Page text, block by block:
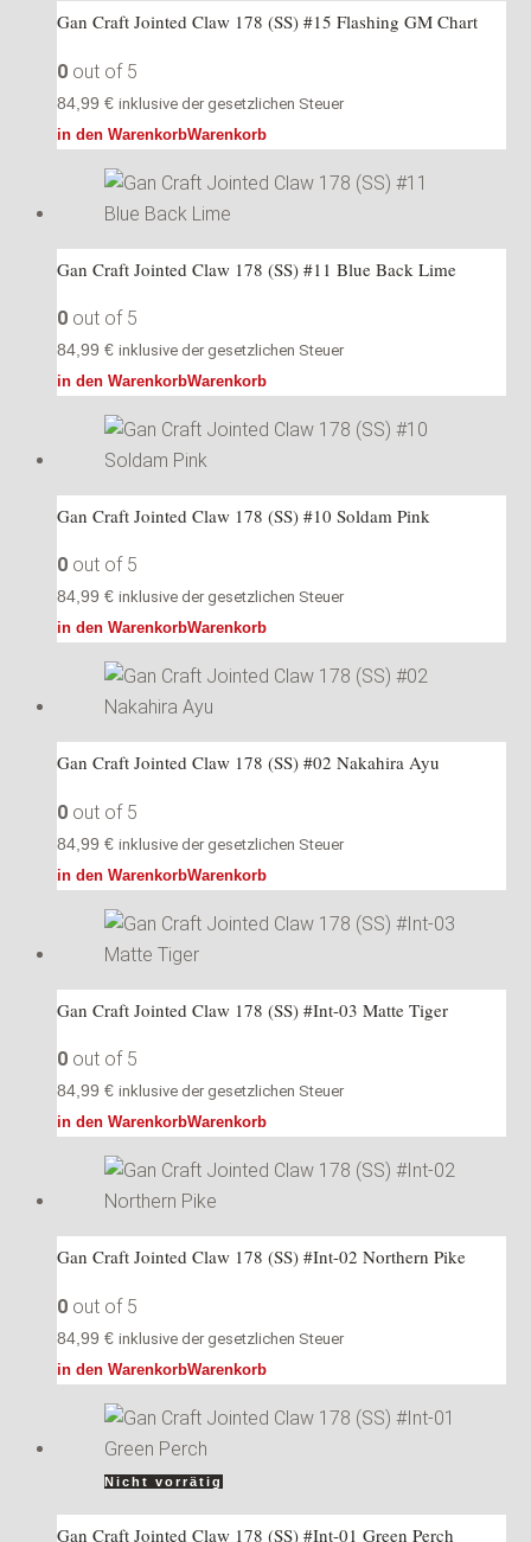
Gan Craft Jointed Claw 178 (SS) #15 Flashing GM Chart
0 out of 5
84,99 € inklusive der gesetzlichen Steuer
in den WarenkorbWarenkorb
Gan Craft Jointed Claw 178 (SS) #11 Blue Back Lime
0 out of 5
84,99 € inklusive der gesetzlichen Steuer
in den WarenkorbWarenkorb
Gan Craft Jointed Claw 178 (SS) #10 Soldam Pink
0 out of 5
84,99 € inklusive der gesetzlichen Steuer
in den WarenkorbWarenkorb
Gan Craft Jointed Claw 178 (SS) #02 Nakahira Ayu
0 out of 5
84,99 € inklusive der gesetzlichen Steuer
in den WarenkorbWarenkorb
Gan Craft Jointed Claw 178 (SS) #Int-03 Matte Tiger
0 out of 5
84,99 € inklusive der gesetzlichen Steuer
in den WarenkorbWarenkorb
Gan Craft Jointed Claw 178 (SS) #Int-02 Northern Pike
0 out of 5
84,99 € inklusive der gesetzlichen Steuer
in den WarenkorbWarenkorb
Nicht vorrätig
Gan Craft Jointed Claw 178 (SS) #Int-01 Green Perch